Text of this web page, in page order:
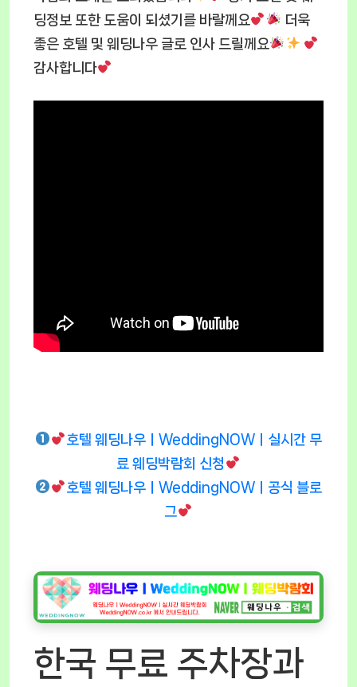
딩정보 또한 도움이 되셨기를 바랄께요
더욱
좋은 호텔 및 웨딩나우 글로 인사 드릴께요
감사합니다
호텔 웨딩나우ㅣWeddingNOWㅣ실시간 무
료 웨딩박람회 신청
호텔 웨딩나우ㅣWeddingNOWㅣ공식 블로
그
한국 무료 주차장과